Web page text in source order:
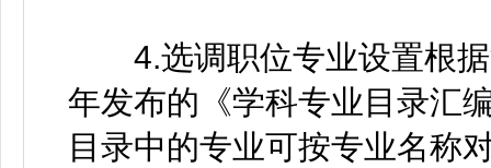
4.选调职位专业设置根据
年发布的《学科专业目录汇
目录中的专业可按专业名称